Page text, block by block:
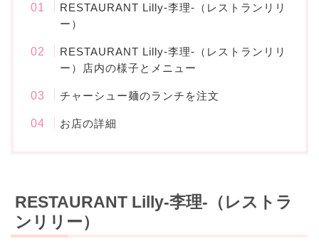
RESTAURANT Lilly-李理-（レストランリリ
ー）
RESTAURANT Lilly-李理-（レストランリリ
ー）店内の様子とメニュー
チャーシュー麺のランチを注文
お店の詳細
RESTAURANT Lilly-李理-（レストラ
ンリリー）